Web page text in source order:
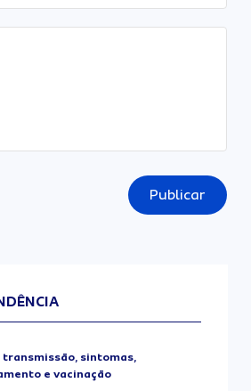
Publicar
transmissão, sintomas,
e vacinação